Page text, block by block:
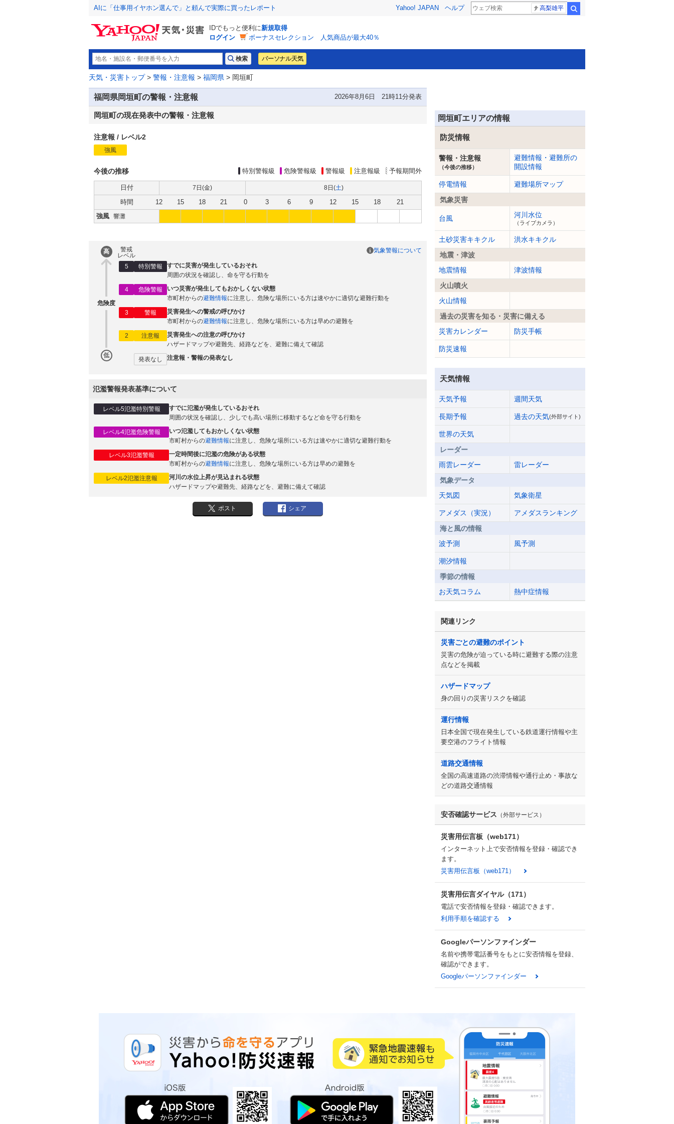
AIに「仕事用イヤホン選んで」と頼んで実際に買ったレポート Yahoo! JAPAN ヘルプ 高梨雄平
IDでもっと便利に新規取得
ログイン
ボーナスセレクション 人気商品が最大40％
パーソナル天気
天気・災害トップ> 警報・注意報 > 福岡県 > 岡垣町
福岡県岡垣町の警報・注意報 2026年8月6日 21時11分発表
岡垣町の現在発表中の警報・注意報
注意報 / レベル2
強風
報
今後の推移 特別警報級 危険警報級 警報級 注意報級 予報期間外
日付 7日(金) 8日(土)
時間 12 15 18 21 0 3 6 9 12 15 18
21
強風 響灘
高
危険度
低
警戒
レベル
5
特別警報
すでに災害が発生しているおそれ
周囲の状況を確認し、命を守る行動を
4 危険警報
いつ災害が発生してもおかしくない状態
市町村からの避難情報に注意し、危険な場所にいる方は速やかに適切な避難行動を
3 警報
災害発生への警戒の呼びかけ
市町村からの避難情報に注意し、危険な場所にいる方は早めの避難を
2 注意報
災害発生への注意の呼びかけ
ハザードマップや避難先、経路などを、避難に備えて確認
発表なし 注意報・警報の発表なし
気象警報について
氾濫警報発表基準について
レベル5氾濫特別警報
すでに氾濫が発生しているおそれ
周囲の状況を確認し、少しでも高い場所に移動するなど命を守る行動を
レベル4氾濫危険警報
いつ氾濫してもおかしくない状態
市町村からの避難情報に注意し、危険な場所にいる方は速やかに適切な避難行動を
レベル3氾濫警報
一定時間後に氾濫の危険がある状態
市町村からの避難情報に注意し、危険な場所にいる方は早めの避難を
レベル2氾濫注意報
河川の水位上昇が見込まれる状態
ハザードマップや避難先、経路などを、避難に備えて確認
ポスト シェア
岡垣町エリアの情報
防災情報
警報・注意報
（今後の推移）
避難情報・避難所の
開設情報
停電情報
避難場所マップ
気象災害
台風 河川水位
（ライブカメラ）
土砂災害キキクル
洪水キキクル
地震・津波
地震情報
津波情報
火山噴火
火山情報
過去の災害を知る・災害に備える
災害カレンダー
防災手帳
防災速報
天気情報
天気予報 週間天気
長期予報 過去の天気(外部サイト)
世界の天気
レーダー
雨雲レーダー
雷レーダー
気象データ
天気図
気象衛星
アメダス（実況）
アメダスランキング
海と風の情報
波予測
風予測
潮汐情報
季節の情報
お天気コラム
熱中症情報
関連リンク
災害ごとの避難のポイント
災害の危険が迫っている時に避難する際の注意
点などを掲載
ハザードマップ
身の回りの災害リスクを確認
運行情報
日本全国で現在発生している鉄道運行情報や主
要空港のフライト情報
道路交通情報
全国の高速道路の渋滞情報や通行止め・事故な
どの道路交通情報
安否確認サービス （外部サービス）
災害用伝言板（web171）
インターネット上で安否情報を登録・確認でき
ます。
災害用伝言板（web171）
災害用伝言ダイヤル（171）
電話で安否情報を登録・確認できます。
利用手順を確認する
Googleパーソンファインダー
名前や携帯電話番号をもとに安否情報を登録、
確認ができます。
Googleパーソンファインダー